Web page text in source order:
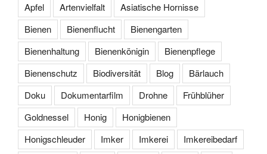
Apfel Artenvielfalt
Asiatische Hornisse
Bienen
Bienenflucht
Bienengarten
Bienenhaltung
Bienenkönigin
Bienenpflege
Bienenschutz
Biodiversität Blog
Bärlauch
Doku
Dokumentarfilm Drohne
Frühblüher
Goldnessel
Honig
Honigbienen
Honigschleuder
Imker Imkerei
Imkereibedarf